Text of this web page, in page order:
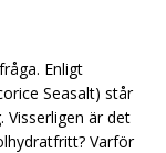
Enligt
Seasalt) står
Visserligen är det
Varför